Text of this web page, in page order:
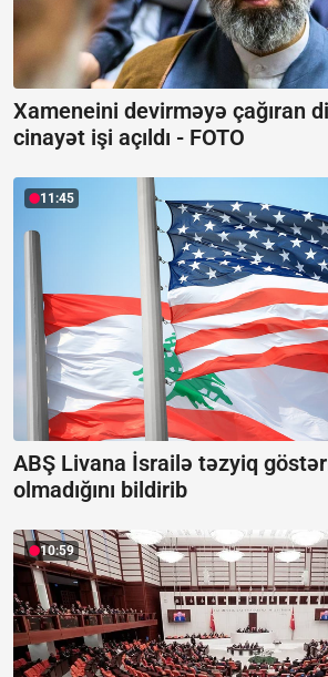
Xameneini devirməyə çağıran
cinayət işi açıldı - FOTO
11:45
ABŞ Livana İsrailə təzyiq
olmadığını bildirib
10:59